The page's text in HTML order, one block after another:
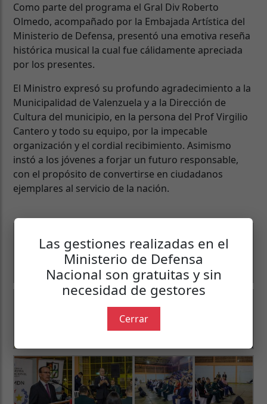
Como parte del programa el Gral Div Roberto
Olmedo, acompañado por la Embajada Artística del
Ministerio de Defensa, presentó una emotiva reseña
histórica musical la cual fue cálidamente apreciada
por los presentes.
El Ministro expresó su profundo agradecimiento a la
Municipalidad de Valenzuela y a la Dirección de
Cultura del municipio, en la persona del Prof Virgilio
Cantero y todo su equipo, por la impecable
organización y el cordial recibimiento. Asimismo
instó a los jóvenes a forjar un futuro responsable,
con el propósito de convertirse en ciudadanos
ejemplares al servicio de la nación.
Las gestiones realizadas en el
Ministerio de Defensa
Nacional son gratuitas y sin
necesidad de gestores
Cerrar